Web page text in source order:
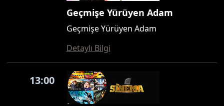
Geçmişe Yürüyen Adam
Geçmişe Yürüyen Adam
Detaylı Bilgi
13:00